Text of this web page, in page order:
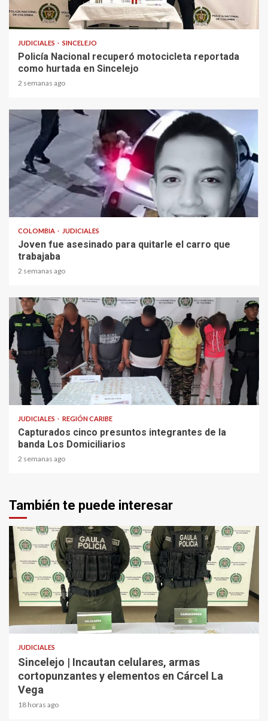
1 min read
JUDICIALES SINCELEJO
Policía Nacional recuperó motocicleta reportada
como hurtada en Sincelejo
2 semanas ago
2 min read
COLOMBIA JUDICIALES
Joven fue asesinado para quitarle el carro que
trabajaba
2 semanas ago
1 min read
JUDICIALES REGIÓN CARIBE
Capturados cinco presuntos integrantes de la
banda Los Domiciliarios
2 semanas ago
También te puede interesar
2 min read
JUDICIALES
Sincelejo | Incautan celulares, armas
cortopunzantes y elementos en Cárcel La
Vega
18 horas ago